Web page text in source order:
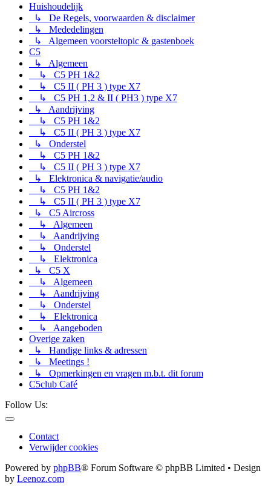
Huishoudelijk
↳ De Regels, voorwaarden & disclaimer
↳ Mededelingen
↳ Algemeen voorsteltopic & gastenboek
C5
↳ Algemeen
↳ C5 PH 1&2
↳ C5 II ( PH 3 ) type X7
↳ C5 PH 1,2 & II ( PH3 ) type X7
↳ Aandrijving
↳ C5 PH 1&2
↳ C5 II ( PH 3 ) type X7
↳ Onderstel
↳ C5 PH 1&2
↳ C5 II ( PH 3 ) type X7
↳ Elektronica & navigatie/audio
↳ C5 PH 1&2
↳ C5 II ( PH 3 ) type X7
↳ C5 Aircross
↳ Algemeen
↳ Aandrijving
↳ Onderstel
↳ Elektronica
↳ C5 X
↳ Algemeen
↳ Aandrijving
↳ Onderstel
↳ Elektronica
↳ Aangeboden
Overige zaken
↳ Handige links & adressen
↳ Meetings !
↳ Opmerkingen en vragen m.b.t. dit forum
C5club Café
Follow Us:
Contact
Verwijder cookies
Powered by phpBB® Forum Software © phpBB Limited • Design
by Leenoz.com